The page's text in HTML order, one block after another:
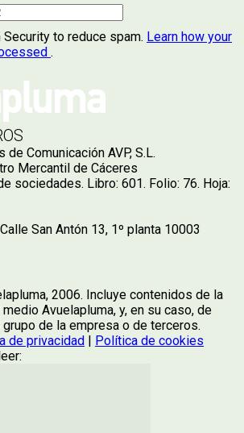
to reduce spam. Learn how your
.
Comunicación AVP, S.L.
Mercantil de Cáceres
sociedades. Libro: 601. Folio: 76. Hoja:
San Antón 13, 1º planta 10003
2006. Incluye contenidos de la
Avuelapluma, y, en su caso, de
de la empresa o de terceros.
de privacidad
Política de cookies